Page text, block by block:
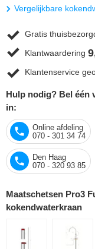
Vergelijkbare
Gratis
Klantwaardering
Klantenservice
Hulp nodig? Bel één
in:
Online afdeling
070 - 301 34 74
Den Haag
070 - 320 93 85
Maatschetsen Pro3
kokendwaterkraan